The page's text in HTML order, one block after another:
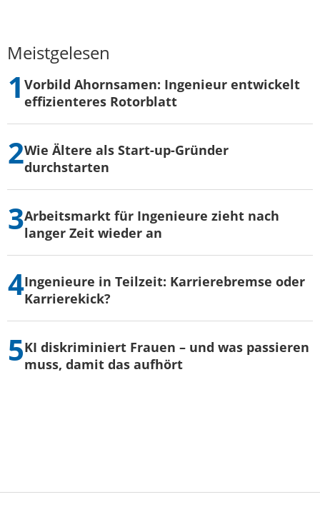
Meistgelesen
Vorbild Ahornsamen: Ingenieur entwickelt
effizienteres Rotorblatt
Wie Ältere als Start-up-Gründer
durchstarten
Arbeitsmarkt für Ingenieure zieht nach
langer Zeit wieder an
Ingenieure in Teilzeit: Karrierebremse oder
Karrierekick?
KI diskriminiert Frauen – und was passieren
muss, damit das aufhört